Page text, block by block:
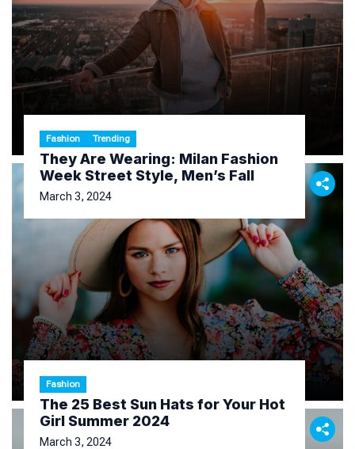
Fashion Trending
They Are Wearing: Milan Fashion
Week Street Style, Men’s Fall
March 3, 2024
Fashion
The 25 Best Sun Hats for Your Hot
Girl Summer 2024
March 3, 2024